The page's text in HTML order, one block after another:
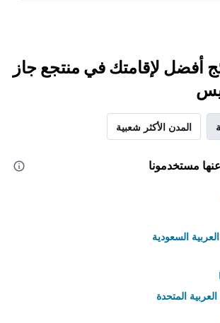
أفضل لإقامتك في منتجع جاز
المدن الأكثر شعبية
مستخدمونا
السعودية
المتحدة